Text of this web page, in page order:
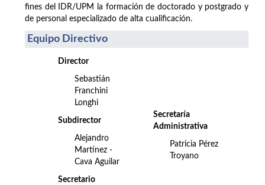
fines del IDR/UPM la formación de doctorado y postgrado y
de personal especializado de alta cualificación.
Equipo Directivo
Director
Sebastián
Franchini
Longhi
Subdirector
Alejandro
Martínez -
Cava Aguilar
Secretario
Secretaría
Administrativa
Patricia Pérez
Troyano